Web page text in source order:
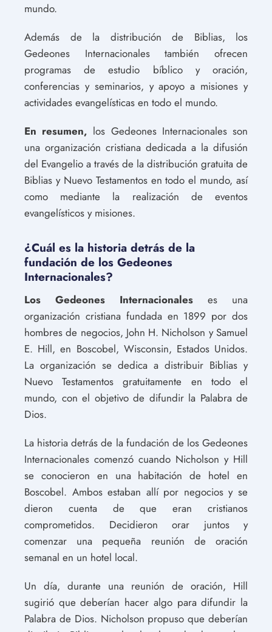
mundo.
Además de la distribución de Biblias, los
Gedeones Internacionales también ofrecen
programas de estudio bíblico y oración,
conferencias y seminarios, y apoyo a misiones y
actividades evangelísticas en todo el mundo.
En resumen, los Gedeones Internacionales son
una organización cristiana dedicada a la difusión
del Evangelio a través de la distribución gratuita de
Biblias y Nuevo Testamentos en todo el mundo, así
como mediante la realización de eventos
evangelísticos y misiones.
¿Cuál es la historia detrás de la
fundación de los Gedeones
Internacionales?
Los Gedeones Internacionales es una
organización cristiana fundada en 1899 por dos
hombres de negocios, John H. Nicholson y Samuel
E. Hill, en Boscobel, Wisconsin, Estados Unidos.
La organización se dedica a distribuir Biblias y
Nuevo Testamentos gratuitamente en todo el
mundo, con el objetivo de difundir la Palabra de
Dios.
La historia detrás de la fundación de los Gedeones
Internacionales comenzó cuando Nicholson y Hill
se conocieron en una habitación de hotel en
Boscobel. Ambos estaban allí por negocios y se
dieron cuenta de que eran cristianos
comprometidos. Decidieron orar juntos y
comenzar una pequeña reunión de oración
semanal en un hotel local.
Un día, durante una reunión de oración, Hill
sugirió que deberían hacer algo para difundir la
Palabra de Dios. Nicholson propuso que deberían